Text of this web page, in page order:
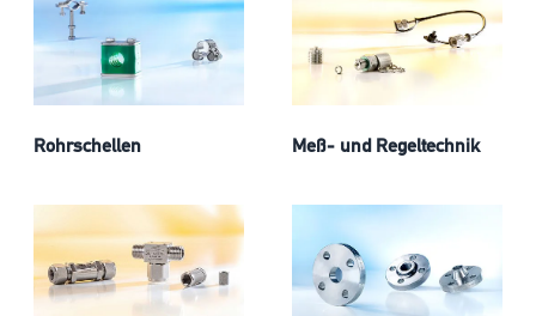
Rohrschellen Meß- und Regeltechnik